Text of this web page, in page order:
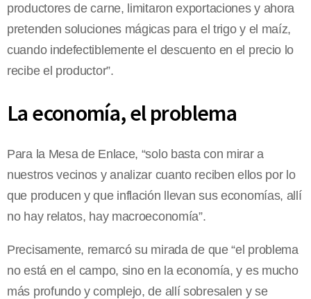
productores de carne, limitaron exportaciones y ahora
pretenden soluciones mágicas para el trigo y el maíz,
cuando indefectiblemente el descuento en el precio lo
recibe el productor”.
La economía, el problema
Para la Mesa de Enlace, “solo basta con mirar a
nuestros vecinos y analizar cuanto reciben ellos por lo
que producen y que inflación llevan sus economías, allí
no hay relatos, hay macroeconomía”.
Precisamente, remarcó su mirada de que “el problema
no está en el campo, sino en la economía, y es mucho
más profundo y complejo, de allí sobresalen y se